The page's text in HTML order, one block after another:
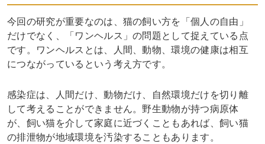
今回の研究が重要なのは、猫の飼い方を「個人の自由」
だけでなく、「ワンヘルス」の問題として捉えている点
です。ワンヘルスとは、人間、動物、環境の健康は相互
につながっているという考え方です。
感染症は、人間だけ、動物だけ、自然環境だけを切り離
して考えることができません。野生動物が持つ病原体
が、飼い猫を介して家庭に近づくこともあれば、飼い猫
の排泄物が地域環境を汚染することもあります。